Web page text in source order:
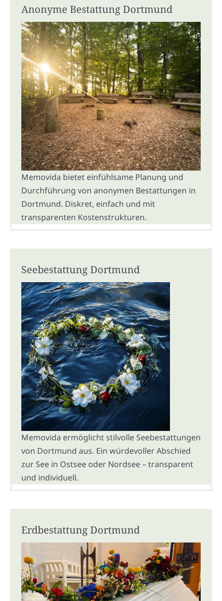
Anonyme Bestattung Dortmund
Memovida bietet einfühlsame Planung und
Durchführung von anonymen Bestattungen in
Dortmund. Diskret, einfach und mit
transparenten Kostenstrukturen.
Seebestattung Dortmund
Memovida ermöglicht stilvolle Seebestattungen
von Dortmund aus. Ein würdevoller Abschied
zur See in Ostsee oder Nordsee – transparent
und individuell.
Erdbestattung Dortmund